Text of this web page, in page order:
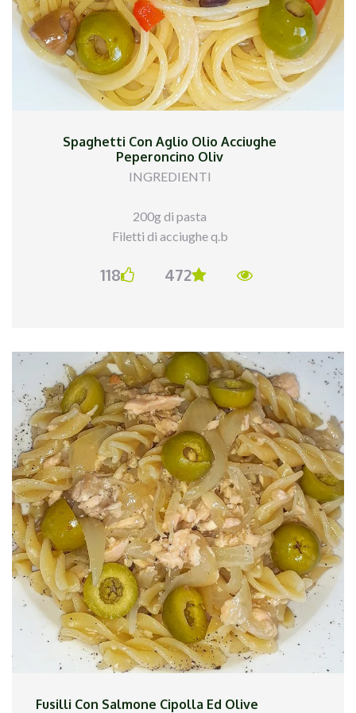
Spaghetti Con Aglio Olio Acciughe
Peperoncino Oliv
INGREDIENTI
200g di pasta
Filetti di acciughe q.b
Olio evo q.b
PROCEDIMENTO
Ho messo in padella l`olio, ho aggiunto l`aglio, il
peperoncino, le olive e le acciughe ed ho fatto
insaporire. Ho cotto la pasta al dente ed ho
completato la cottura nel condimento
aggiungendo acqua calda all`occorrenza. Ho
impiattato ed aggiunto altre acciughe.
118 472
Fusilli Con Salmone Cipolla Ed Olive